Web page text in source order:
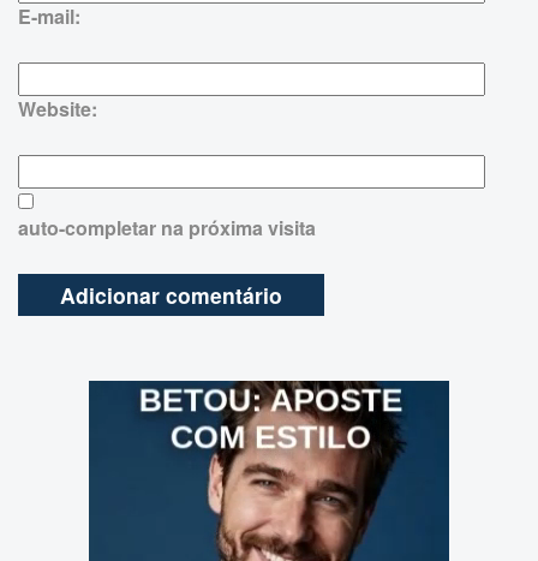
E-mail:
Website:
auto-completar na próxima visita